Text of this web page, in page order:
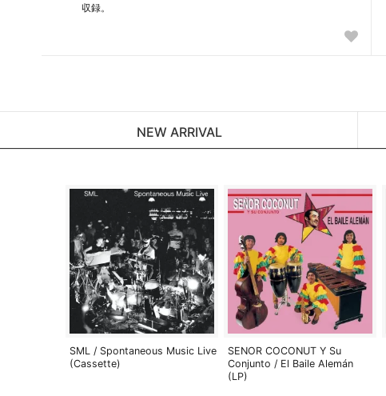
収録。
NEW ARRIVAL
SML / Spontaneous Music Live
(Cassette)
SENOR COCONUT Y Su
Conjunto / El Baile Alemán
(LP)